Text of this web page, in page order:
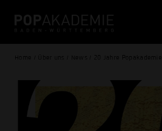
Home / Über uns / News / 20 Jahre Popakademie